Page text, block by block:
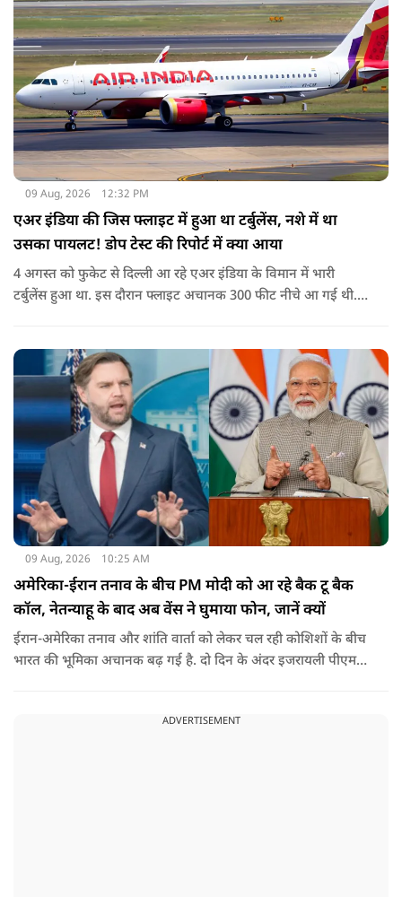
09 Aug, 2026 12:32 PM
एअर इंडिया की जिस फ्लाइट में हुआ था टर्बुलेंस, नशे में था
उसका पायलट! डोप टेस्ट की रिपोर्ट में क्या आया
4 अगस्त को फुकेट से दिल्ली आ रहे एअर इंडिया के विमान में भारी
टर्बुलेंस हुआ था. इस दौरान फ्लाइट अचानक 300 फीट नीचे आ गई थी.
09 Aug, 2026 10:25 AM
अमेरिका-ईरान तनाव के बीच PM मोदी को आ रहे बैक टू बैक
कॉल, नेतन्याहू के बाद अब वेंस ने घुमाया फोन, जानें क्यों
ईरान-अमेरिका तनाव और शांति वार्ता को लेकर चल रही कोशिशों के बीच
भारत की भूमिका अचानक बढ़ गई है. दो दिन के अंदर इजरायली पीएम
ADVERTISEMENT